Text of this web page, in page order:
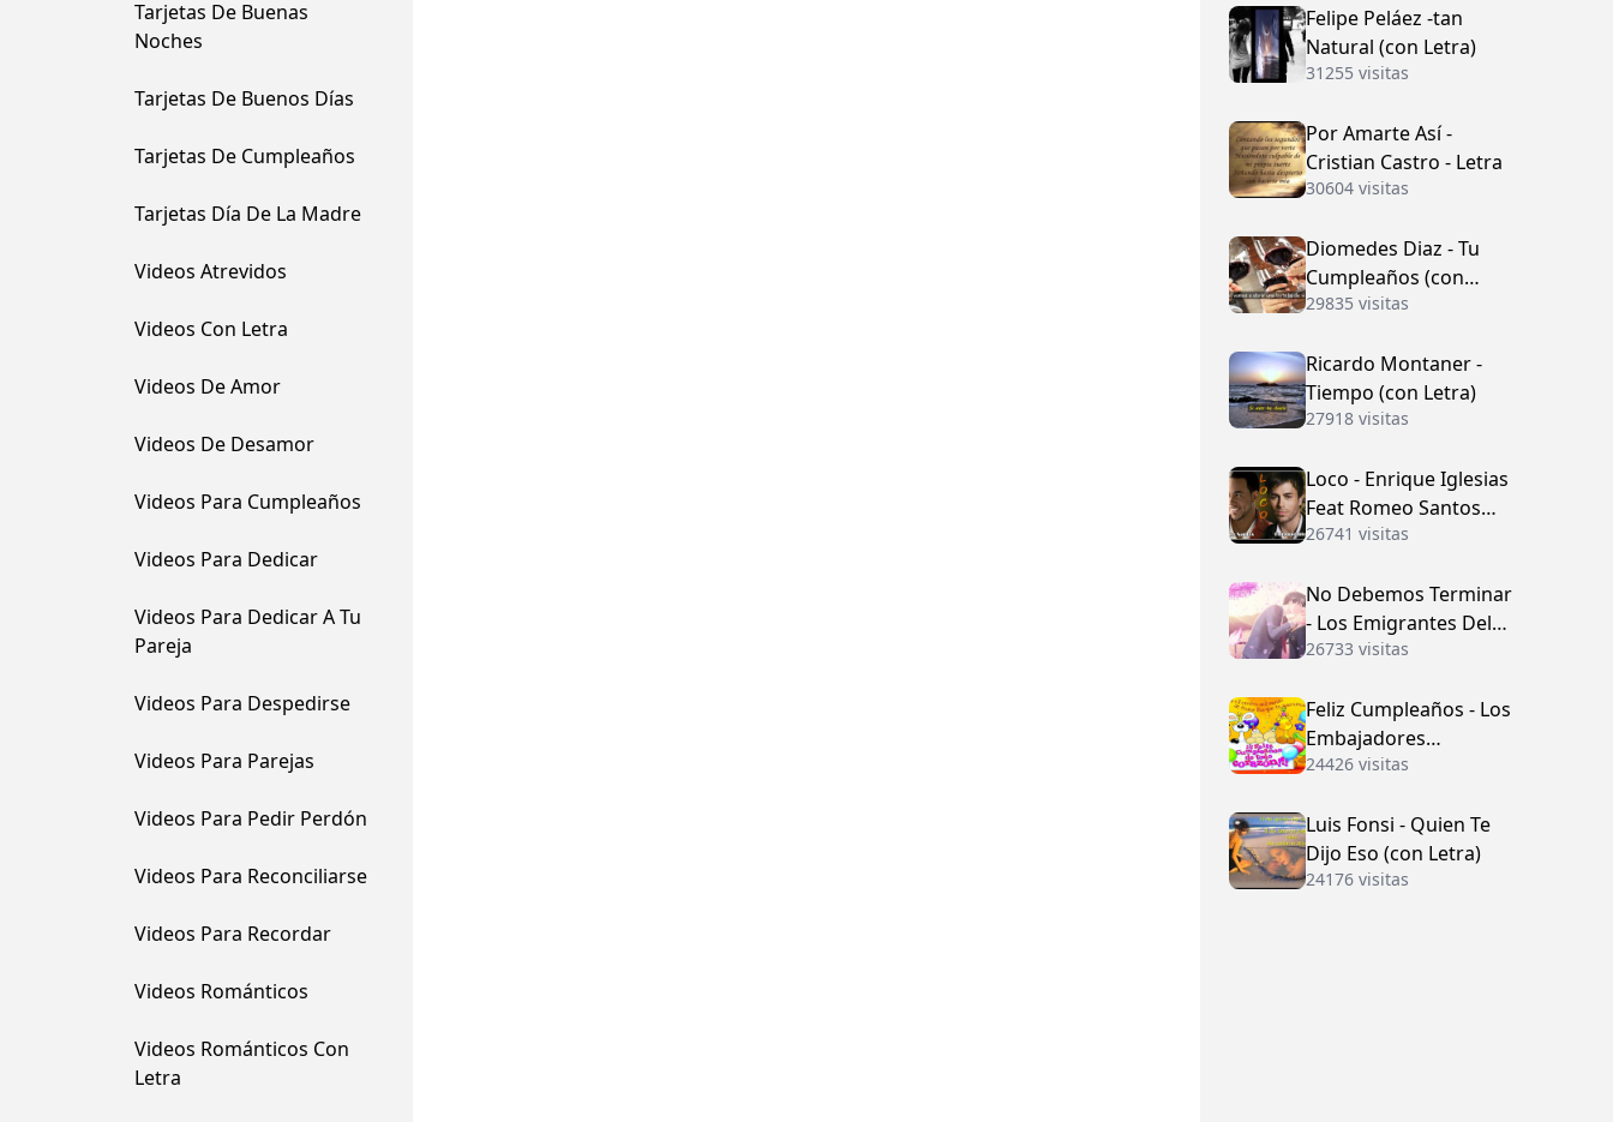
Tarjetas De Buenas
Noches
Tarjetas De Buenos Días
Tarjetas De Cumpleaños
Tarjetas Día De La Madre
Videos Atrevidos
Videos Con Letra
Videos De Amor
Videos De Desamor
Videos Para Cumpleaños
Videos Para Dedicar
Videos Para Dedicar A Tu
Pareja
Videos Para Despedirse
Videos Para Parejas
Videos Para Pedir Perdón
Videos Para Reconciliarse
Videos Para Recordar
Videos Románticos
Videos Románticos Con
Letra
Felipe Peláez -tan
Natural (con Letra)
31255 visitas
Por Amarte Así -
Cristian Castro - Letra
30604 visitas
Diomedes Diaz - Tu
Cumpleaños (con
Letra)
29835 visitas
Ricardo Montaner -
Tiempo (con Letra)
27918 visitas
Loco - Enrique Iglesias
Feat Romeo Santos
(con Letra)
26741 visitas
No Debemos Terminar
- Los Emigrantes Del
Vallenato
26733 visitas
Feliz Cumpleaños - Los
Embajadores
Vallenatos (con Letra)
24426 visitas
Luis Fonsi - Quien Te
Dijo Eso (con Letra)
24176 visitas